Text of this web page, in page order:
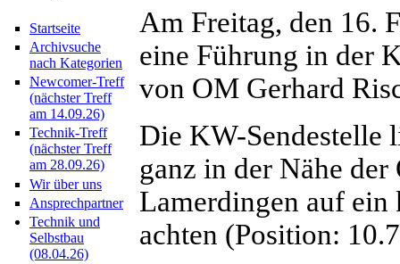
Startseite
Archivsuche
nach Kategorien
Newcomer-Treff
(nächster Treff
am 14.09.26)
Technik-Treff
(nächster Treff
am 28.09.26)
Wir über uns
Ansprechpartner
Technik und
Selbstbau
(08.04.26)
Am Freitag, den 16.
eine Führung in der
von OM Gerhard
Die KW-Sendestelle
ganz in der Nähe
Lamerdingen auf ein
achten (Position: